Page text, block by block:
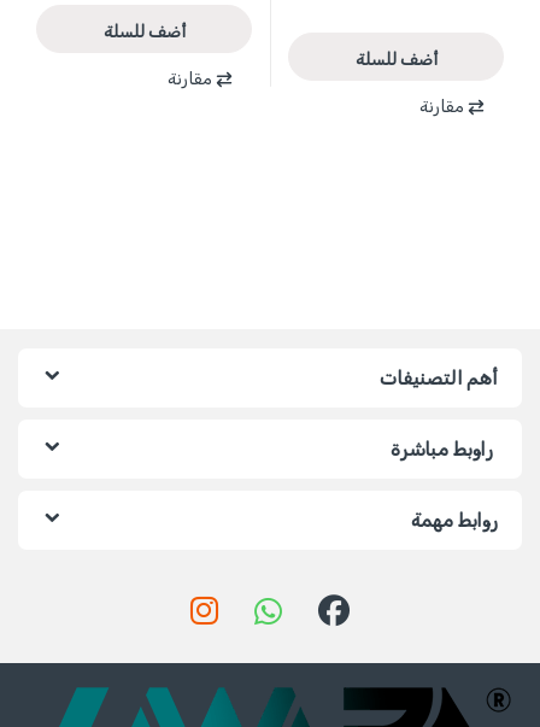
أضف للسلة
مقارنة
أضف للسلة
مقارنة
أهم التصنيفات
راوبط مباشرة
روابط مهمة